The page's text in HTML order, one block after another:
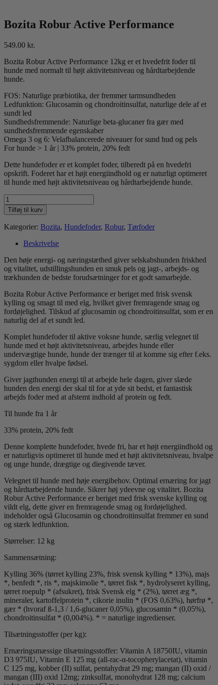
Bozita Robur Active Performance
549.00 kr.
Bozita Robur Active Performance 12kg er et hvedefrit foder til
hunde med normalt til højt aktivitetsniveau og hårdtarbejdende
hunde.
FOS: Naturlige præbiotika, der fremmer tarmsundheden
Ledfunktion: Glucosamin og chondroitinsulfat, naturlige dele af et
sundt led
Sundhedsfremmende: Naturlige beta-glucaner fra gær med
sundhedsfremmende egenskaber
Omega 3 og 6: Velafbalancerede niveauer for sund hud og pels
For hunde > 1 år | 33% protein, 20% fedt
Dette hundefoder er et komplet foder, tilberedt på en hvedefri
opskrift. Foderet har et højt energiindhold og er naturligt optimeret
til hunde med højt aktivitetsniveau og hårdtarbejdende hunde.
Bozita
Robur
Active
Performance
Tilføj til kurv
Kategorier: Bozita, Hundefoder, Robur, Tørfoder
Beskrivelse
Den høje energi- og næringstæthed giver selskabshunden friskhed
og vitalitet, udstillingshunden en smuk pels og jagt-, arbejds- og
trækhunden de bedste forudsætninger for et godt samarbejde.
Bozita Robur Active Performance er beriget med frisk svensk
kylling og smagt til med elg, hvilket giver fremragende smag og
fordøjelighed. Tilskud af glucosamin og chondroitinsulfat, som er en
naturlig del af et sundt led.
Komplet hundefoder til aktive voksne hunde, særlig velegnet til
hunde med et højt aktivitetsniveau, arbejdes hunde eller
undervægtige hunde, hunde der trænger til at komme sig efter f.eks.
sygdom eller hvalpe fødsel.
Giver jagthunden energi til at arbejde hele dagen, giver slæde
hunden den energi der skal til for at yde sit bedst, et fantastisk
arbejds foder med at afstemt indhold af protein og fedt.
Til hunde fra 1 år
33% protein, 20% fedt
Denne komplette hundefoder, hvede fri, har et højt energiindhold og
er naturligvis optimeret til hunde med et højt aktivitetsniveau, hvalpe
og unge hunde, drægtige og diegivende tæver.
Velegnet til hunde med høje energibehov. Optimal ernæring for jagt
og hårdtarbejdende hunde. Sikrer høj ydeevne og vitalitet. Bozita
Robur Active Performance er beriget med frisk svenske kylling og
vildt elg, dette giver en fremragende smag og fordøjelighed.
indeholder også Glucosamin og chondroitinsulfat fremmer en sund
og stærk ledfunktion.
Størrelser: 12 kg
Sammensætning:
Kylling 36% (tørret kylling 23%, frisk svensk kylling * 13%), majs
*, benfedt *, ris *, majskimolie *, tørret fisk *, hydrolyseret kylling,
tørret roepulp * (afsukret), frisk Svensk elg * (2%), tørret æg *,
mineraler, kartoffelprotein *, cikorie inulin * (FOS 0,63%), hørfrø *,
gær * (hvoraf ß-1,3 / 1,6-glucaner 0,05%), glucosamin * (0,05%),
chondroitinsulfat * (0,004%). * = naturlige ingredienser.
Tilsætningsstoffer (per kg):
Ernæringsmæssige tilsætningsstoffer: Vitamin A 18750IU, vitamin
D3 975IU, Vitamin E 125 mg (all-rac-α-tocopherylacetat), vitamin
C 125 mg, kobber (II) sulfat, pentahydrat 29 mg; mangan (II) oxid /
mangan (III) oxid 12mg; zinksulfat, monohydrat 128 mg; calcium